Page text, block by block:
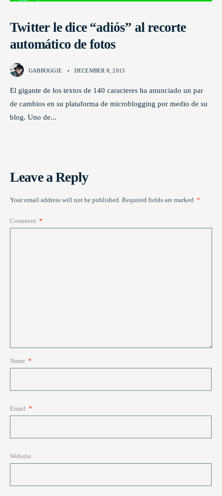
Twitter le dice “adiós” al recorte
automático de fotos
GABBOGGIE • DECEMBER 8, 2015
El gigante de los textos de 140 caracteres ha anunciado un par
de cambios en su plataforma de microblogging por medio de su
blog. Uno de...
Leave a Reply
Your email address will not be published. Required fields are marked *
Comment *
Name *
Email *
Website